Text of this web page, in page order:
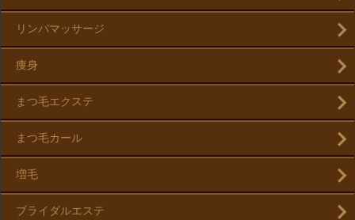
リンパマッサージ
痩身
まつ毛エクステ
まつ毛カール
増毛
ブライダルエステ